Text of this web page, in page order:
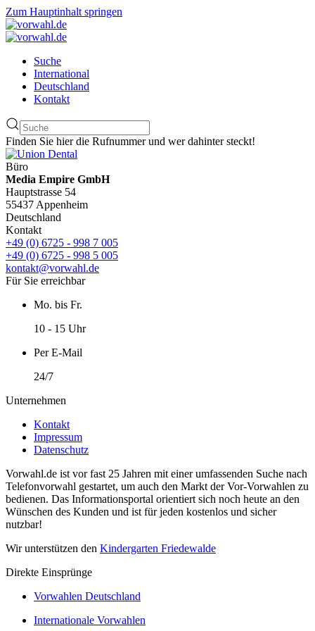
Zum Hauptinhalt springen
Suche
International
Deutschland
Kontakt
Finden Sie hier die Rufnummer und wer dahinter steckt!
Büro
Media Empire GmbH
Hauptstrasse 54
55437 Appenheim
Deutschland
Kontakt
+49 (0) 6725 - 998 7 005
+49 (0) 6725 - 998 5 005
kontakt@vorwahl.de
Für Sie erreichbar
Mo. bis Fr.
10 - 15 Uhr
Per E-Mail
24/7
Unternehmen
Kontakt
Impressum
Datenschutz
Vorwahl.de ist vor fast 25 Jahren mit einer umfassenden Suche nach
Telefonvorwahl gestartet, um auch den Markt der Vor-Vorwahlen zu
bedienen. Das Informationsportal orientiert sich noch heute an den
Wünschen des Kunden und ist für jeden kostenlos und sicher
nutzbar!
Wir unterstützen den Kindergarten Friedewalde
Direkte Einsprünge
Vorwahlen Deutschland
Internationale Vorwahlen